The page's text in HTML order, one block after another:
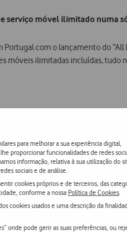
para melhorar a sua experiência digital,
proporcionar funcionalidades de redes
informação, relativa à sua utilização do
sociais e de análise.
cookies próprios e de terceiros, das
conforme a nossa Política de Cookies
cookies usados e uma descrição da
onde pode gerir as suas preferências, ou
serviço móvel ilimitado numa
com o lançamento do
móveis ilimitadas incluídas, tudo
Económico Europeu;
com o equipamentoescolhido) e
que já são Vodafone
, no âmbito do